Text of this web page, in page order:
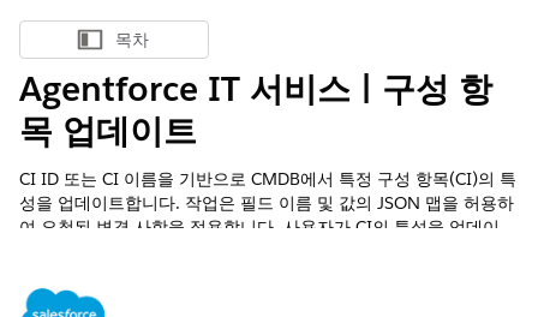
목차 표시
목차
Agentforce IT 서비스 | 구성 항
목 업데이트
CI ID 또는 CI 이름을 기반으로 CMDB에서 특정 구성 항목(CI)의 특
성을 업데이트합니다. 작업은 필드 이름 및 값의 JSON 맵을 허용하
여 요청된 변경 사항을 적용합니다. 사용자가 CI의 특성을 업데이
필수 EDITION